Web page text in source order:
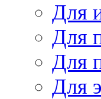
Для
Для
Для
Для